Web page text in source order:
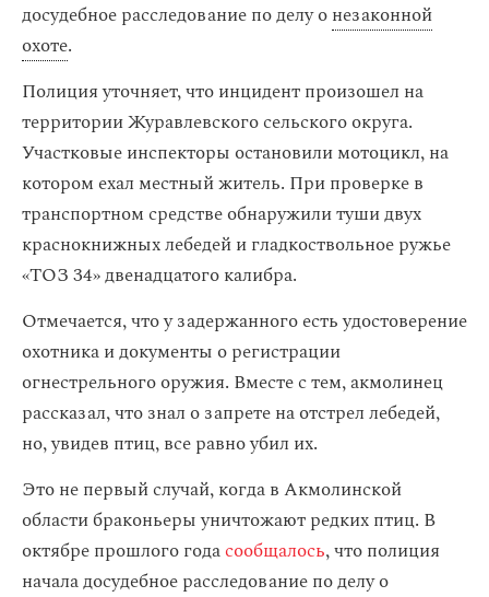
досудебное расследование по делу онезаконной
охоте.
Полиция уточняет, что инцидент произошел на
территории Журавлевского сельского округа.
Участковые инспекторы остановили мотоцикл, на
котором ехал местный житель. При проверке в
транспортном средстве обнаружили туши двух
краснокнижных лебедей и гладкоствольное ружье
«ТОЗ 34» двенадцатого калибра.
Отмечается, что у задержанного есть удостоверение
охотника и документы о регистрации
огнестрельного оружия. Вместе с тем, акмолинец
рассказал, что знал о запрете на отстрел лебедей,
но, увидев птиц, все равно убил их.
Это не первый случай, когда в Акмолинской
области браконьеры уничтожают редких птиц. В
октябре прошлого годасообщалось, что полиция
начала досудебное расследование по делу о